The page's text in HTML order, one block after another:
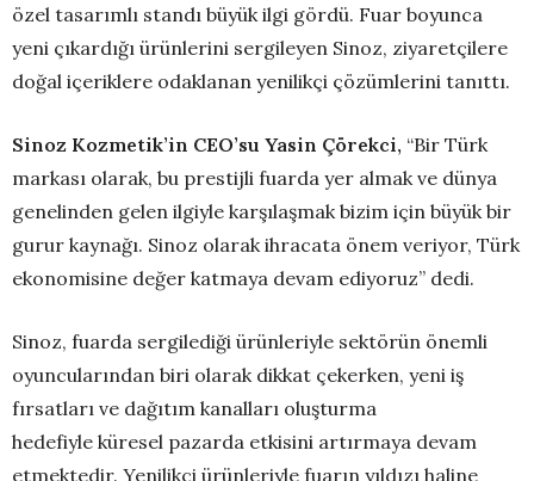
özel tasarımlı standı büyük ilgi gördü. Fuar boyunca
yeni çıkardığı ürünlerini sergileyen Sinoz, ziyaretçilere
doğal içeriklere odaklanan yenilikçi çözümlerini tanıttı.
Sinoz Kozmetik’in CEO’su Yasin Çörekci, “Bir Türk
markası olarak, bu prestijli fuarda yer almak ve dünya
genelinden gelen ilgiyle karşılaşmak bizim için büyük bir
gurur kaynağı. Sinoz olarak ihracata önem veriyor, Türk
ekonomisine değer katmaya devam ediyoruz” dedi.
Sinoz, fuarda sergilediği ürünleriyle sektörün önemli
oyuncularından biri olarak dikkat çekerken, yeni iş
fırsatları ve dağıtım kanalları oluşturma
hedefiyle küresel pazarda etkisini artırmaya devam
etmektedir. Yenilikçi ürünleriyle fuarın yıldızı haline